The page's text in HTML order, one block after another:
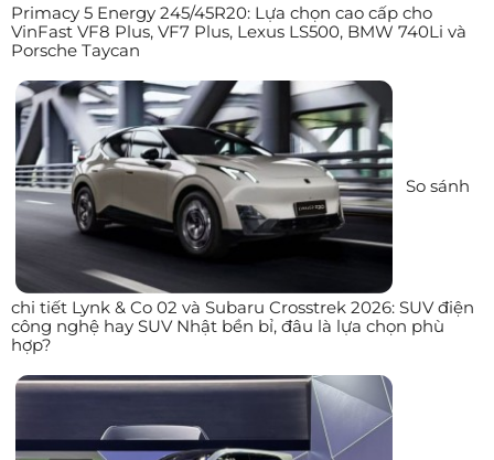
Primacy 5 Energy 245/45R20: Lựa chọn cao cấp cho
VinFast VF8 Plus, VF7 Plus, Lexus LS500, BMW 740Li và
Porsche Taycan
So sánh
chi tiết Lynk & Co 02 và Subaru Crosstrek 2026: SUV điện
công nghệ hay SUV Nhật bền bỉ, đâu là lựa chọn phù
hợp?